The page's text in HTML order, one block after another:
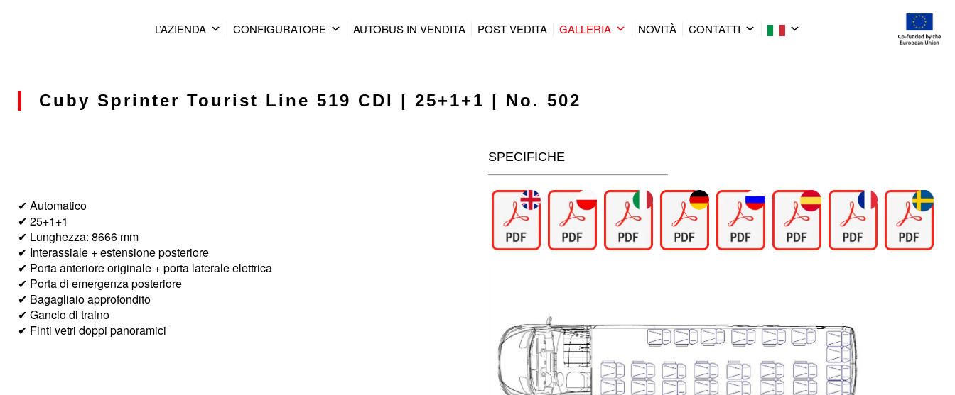
L’AZIENDA CONFIGURATORE AUTOBUS IN VENDITA POST VEDITA GALLERIA NOVITÀ CONTATTI
Cuby Sprinter Tourist Line 519 CDI | 25+1+1 | No. 502
✔ Automatico
✔ 25+1+1
✔ Lunghezza: 8666 mm
✔ Interassiale + estensione posteriore
✔ Porta anteriore originale + porta laterale elettrica
✔ Porta di emergenza posteriore
✔ Bagagliaio approfondito
✔ Gancio di traino
✔ Finti vetri doppi panoramici
SPECIFICHE